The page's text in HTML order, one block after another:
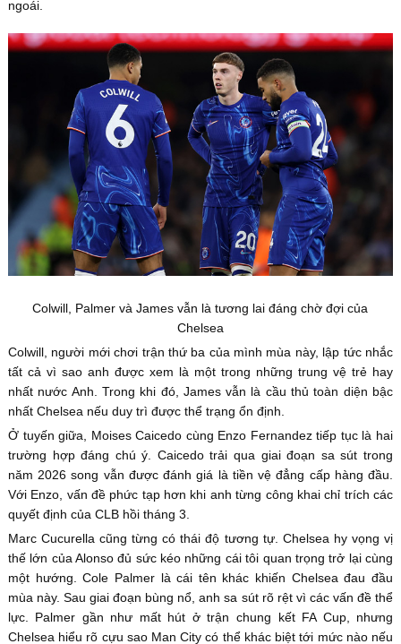
ngoái.
Colwill, Palmer và James vẫn là tương lai đáng chờ đợi của
Chelsea
Colwill, người mới chơi trận thứ ba của mình mùa này, lập tức nhắc
tất cả vì sao anh được xem là một trong những trung vệ trẻ hay
nhất nước Anh. Trong khi đó, James vẫn là cầu thủ toàn diện bậc
nhất Chelsea nếu duy trì được thể trạng ổn định.
Ở tuyến giữa, Moises Caicedo cùng Enzo Fernandez tiếp tục là hai
trường hợp đáng chú ý. Caicedo trải qua giai đoạn sa sút trong
năm 2026 song vẫn được đánh giá là tiền vệ đẳng cấp hàng đầu.
Với Enzo, vấn đề phức tạp hơn khi anh từng công khai chỉ trích các
quyết định của CLB hồi tháng 3.
Marc Cucurella cũng từng có thái độ tương tự. Chelsea hy vọng vị
thế lớn của Alonso đủ sức kéo những cái tôi quan trọng trở lại cùng
một hướng. Cole Palmer là cái tên khác khiến Chelsea đau đầu
mùa này. Sau giai đoạn bùng nổ, anh sa sút rõ rệt vì các vấn đề thể
lực. Palmer gần như mất hút ở trận chung kết FA Cup, nhưng
Chelsea hiểu rõ cựu sao Man City có thể khác biệt tới mức nào nếu